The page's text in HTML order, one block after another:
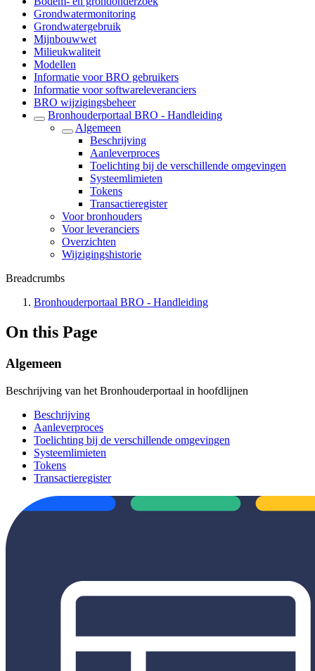
Grondwatermonitoring
Grondwatergebruik
Mijnbouwwet
Milieukwaliteit
Modellen
Informatie voor BRO gebruikers
Informatie voor softwareleveranciers
BRO wijzigingsbeheer
Bronhouderportaal BRO - Handleiding
Algemeen
Beschrijving
Aanleverproces
Toelichting bij de verschillende omgevingen
Systeemlimieten
Tokens
Transactieregister
Voor bronhouders
Voor leveranciers
Overzichten
Wijzigingshistorie
Breadcrumbs
Bronhouderportaal BRO - Handleiding
On this Page
Algemeen
Beschrijving van het Bronhouderportaal in hoofdlijnen
Beschrijving
Aanleverproces
Toelichting bij de verschillende omgevingen
Systeemlimieten
Tokens
Transactieregister